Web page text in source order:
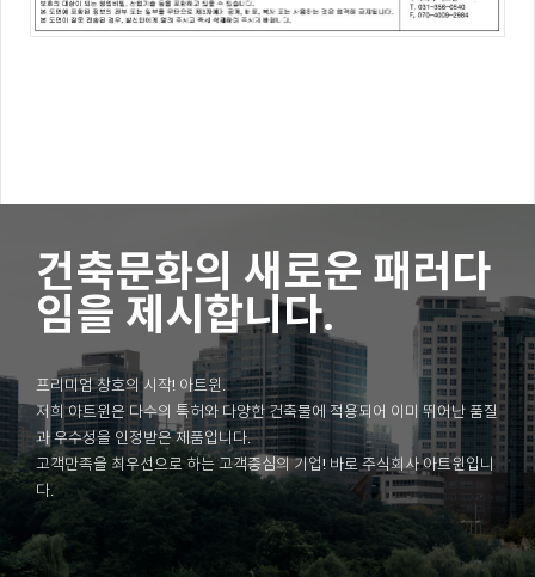
건축문화의 새로운 패러다
임을 제시합니다.
프리미엄 창호의 시작! 아트윈.
저희 아트윈은 다수의 특허와 다양한 건축물에 적용되어 이미 뛰어난 품질
과 우수성을 인정받은 제품입니다.
고객만족을 최우선으로 하는 고객중심의 기업! 바로 주식회사 아트윈입니
다.